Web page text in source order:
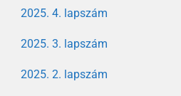
2025. 4. lapszám
2025. 3. lapszám
2025. 2. lapszám